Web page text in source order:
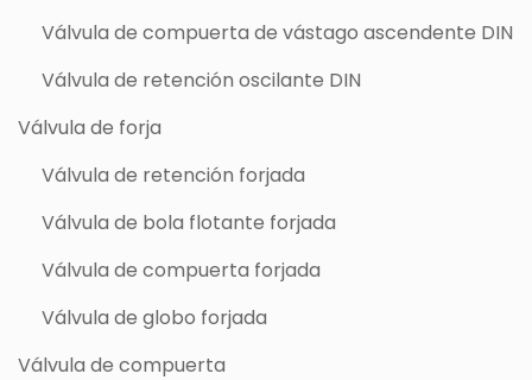
Válvula de compuerta de vástago ascendente DIN
Válvula de retención oscilante DIN
Válvula de forja
Válvula de retención forjada
Válvula de bola flotante forjada
Válvula de compuerta forjada
Válvula de globo forjada
Válvula de compuerta